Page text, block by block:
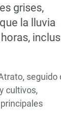
grises,
la lluvia
seguido
cultivos,